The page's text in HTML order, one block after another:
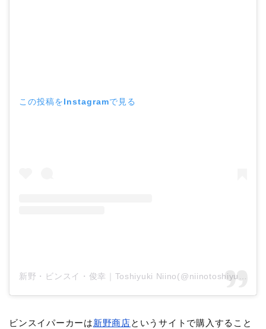
この投稿をInstagramで見る
ビンスイパーカーは新野商店というサイトで購入すること